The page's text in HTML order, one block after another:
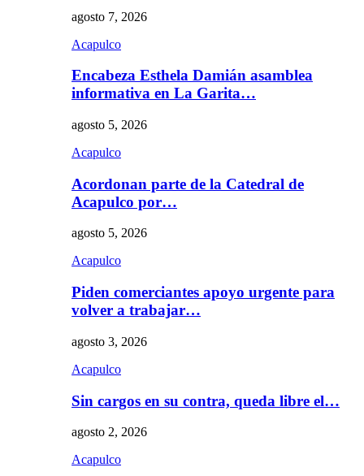
agosto 7, 2026
Acapulco
Encabeza Esthela Damián asamblea
informativa en La Garita…
agosto 5, 2026
Acapulco
Acordonan parte de la Catedral de
Acapulco por…
agosto 5, 2026
Acapulco
Piden comerciantes apoyo urgente para
volver a trabajar…
agosto 3, 2026
Acapulco
Sin cargos en su contra, queda libre el…
agosto 2, 2026
Acapulco